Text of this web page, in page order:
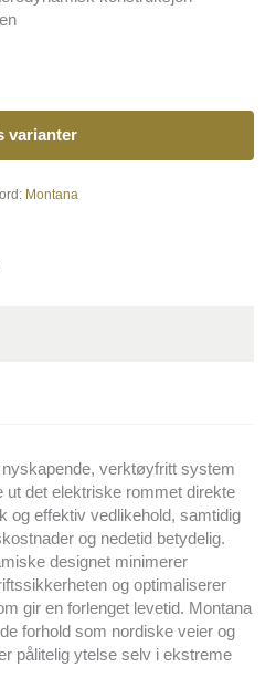
varianter
Montana
verktøyfritt system
ut det elektriske rommet direkte
og effektiv vedlikehold, samtidig
og nedetid betydelig.
designet minimerer
og optimaliserer
gir en forlenget levetid. Montana
forhold som nordiske veier og
pålitelig ytelse selv i ekstreme